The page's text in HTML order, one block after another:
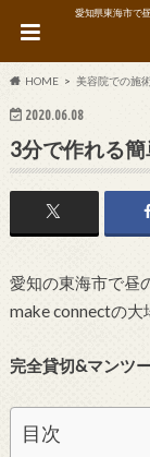
愛知県東海市で
HOME 美容院での施
2020.06.08
3分で作れる
愛知の東海市で昼
make connectの大
完全貸切&マンツ
目次